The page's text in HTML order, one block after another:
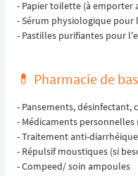
- Papier toilette (à emporter
- Sérum physiologique pour
- Pastilles purifiantes pour
💊 Pharmacie de
- Pansements, désinfectant,
- Médicaments personnelles
- Traitement anti-
- Répulsif moustiques (si
- Compeed/ soin ampoules